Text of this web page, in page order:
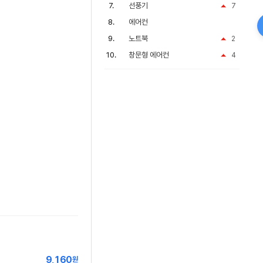
9,160원
7
선풍기
에어컨
2
노트북
4
창문형 에어컨